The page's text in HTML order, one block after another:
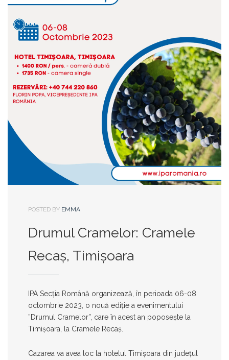
POSTED BY EMMA
Drumul Cramelor: Cramele
Recaș, Timișoara
IPA Secția Română organizează, în perioada 06-08
octombrie 2023, o nouă ediție a evenimentului
”Drumul Cramelor”, care în acest an poposește la
Timișoara, la Cramele Recaș.
Cazarea va avea loc la hotelul Timișoara din județul